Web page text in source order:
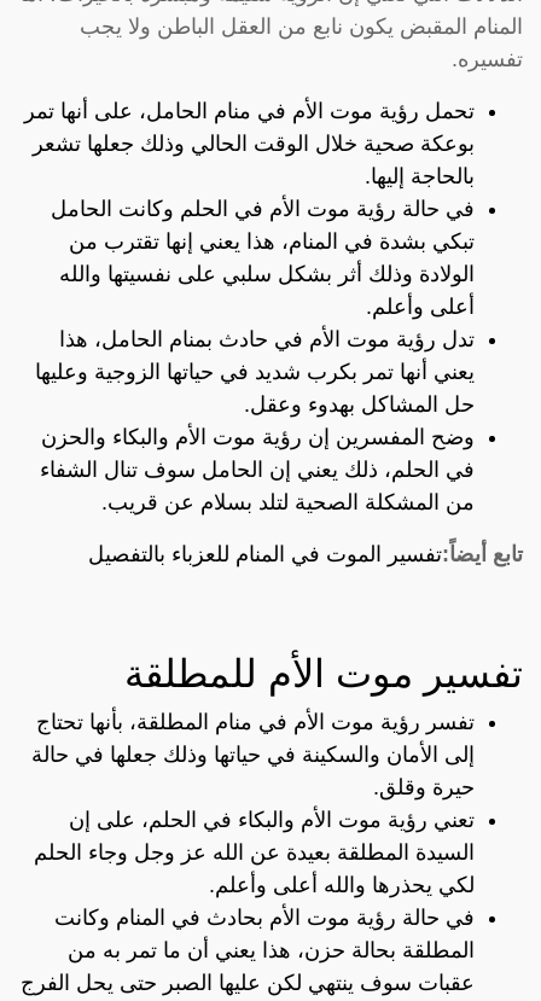
المنام المقبض يكون نابع من العقل الباطن ولا يجب
تفسيره.
تحمل رؤية موت الأم في منام الحامل، على أنها تمر
بوعكة صحية خلال الوقت الحالي وذلك جعلها تشعر
بالحاجة إليها.
في حالة رؤية موت الأم في الحلم وكانت الحامل
تبكي بشدة في المنام، هذا يعني إنها تقترب من
الولادة وذلك أثر بشكل سلبي على نفسيتها والله
أعلى وأعلم.
تدل رؤية موت الأم في حادث بمنام الحامل، هذا
يعني أنها تمر بكرب شديد في حياتها الزوجية وعليها
حل المشاكل بهدوء وعقل.
وضح المفسرين إن رؤية موت الأم والبكاء والحزن
في الحلم، ذلك يعني إن الحامل سوف تنال الشفاء
من المشكلة الصحية لتلد بسلام عن قريب.
تابع أيضاً:تفسير الموت في المنام للعزباء بالتفصيل
تفسير موت الأم للمطلقة
تفسر رؤية موت الأم في منام المطلقة، بأنها تحتاج
إلى الأمان والسكينة في حياتها وذلك جعلها في حالة
حيرة وقلق.
تعني رؤية موت الأم والبكاء في الحلم، على إن
السيدة المطلقة بعيدة عن الله عز وجل وجاء الحلم
لكي يحذرها والله أعلى وأعلم.
في حالة رؤية موت الأم بحادث في المنام وكانت
المطلقة بحالة حزن، هذا يعني أن ما تمر به من
عقبات سوف ينتهي لكن عليها الصبر حتى يحل الفرج